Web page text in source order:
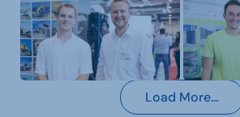
Load More…